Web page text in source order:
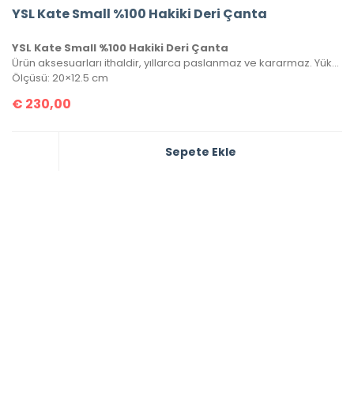
YSL Kate Small %100 Hakiki Deri Çanta
YSL Kate Small %100 Hakiki Deri Çanta
Ürün aksesuarları ithaldir, yıllarca paslanmaz ve kararmaz. Yüksek kalite roys deriden üretilmiştir, tüm metal aksamlarında Saint Laurent yazısı mevcuttur. Kutulu, toz torbalı ve sertifikalı olarak gönderilecektir.
Ölçüsü: 20×12.5 cm
€ 230,00
Sepete Ekle